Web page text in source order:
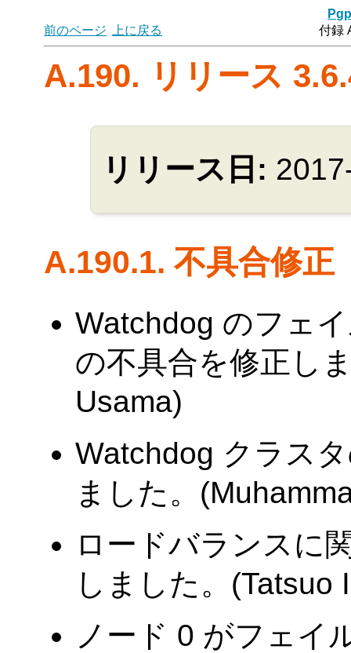
前のページ
上に戻る 付録
A.190. リリース
リリース日:
A.190.1. 不具合修正
Watchdog のフェ
の不具合を修正し
Usama)
Watchdog クラス
ました。
ロードバランスに
しました。(Tatsuo
ノード 0 がフェイ